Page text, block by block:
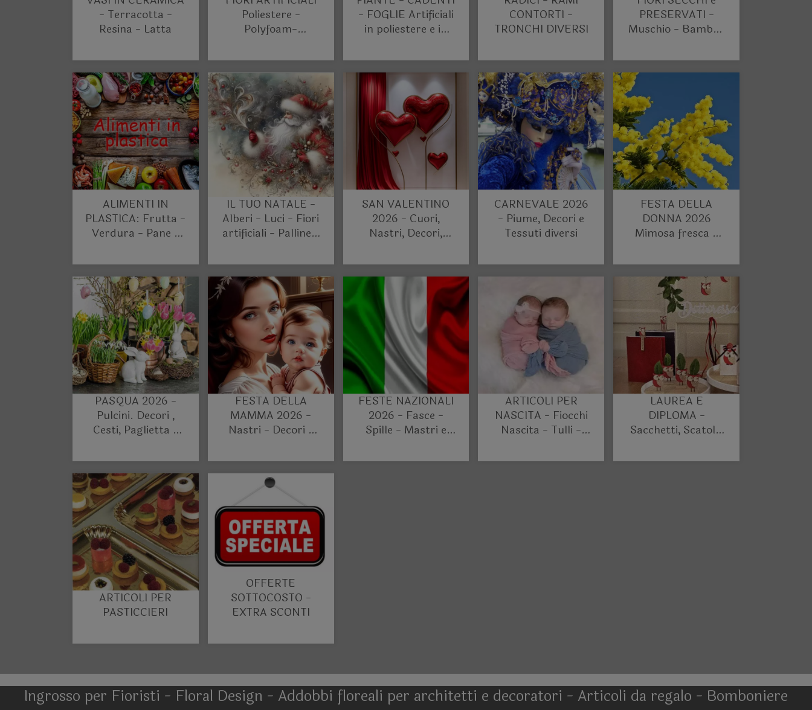
- Terracotta -
Resina - Latta
Poliestere -
Polyfoam-
- FOGLIE Artificiali
in poliestere e in
CONTORTI -
TRONCHI DIVERSI
PRESERVATI -
Muschio - Bamboo
Fiori secchi -
Fogliame
ALIMENTI IN
PLASTICA: Frutta -
Verdura - Pane -
Salumi - Formaggi
- Dolci - Bibite
IL TUO NATALE -
Alberi - Luci - Fiori
artificiali - Palline e
SAN VALENTINO
2026 - Cuori,
Nastri, Decori,
Buste etc..
CARNEVALE 2026
- Piume, Decori e
Tessuti diversi
FESTA DELLA
DONNA 2026
Mimosa fresca e
Confezionamneto
PASQUA 2026 -
Pulcini. Decori ,
Cesti, Paglietta e
FESTA DELLA
MAMMA 2026 -
Nastri - Decori -
etc..
FESTE NAZIONALI
2026 - Fasce -
Spille - Mastri e
ARTICOLI PER
NASCITA - Fiocchi
Nascita - Tulli -
bomboniera
LAUREA E
DIPLOMA -
Sacchetti, Scatole,
ARTICOLI PER
PASTICCIERI
OFFERTE
SOTTOCOSTO -
EXTRA SCONTI
Ingrosso per Fioristi - Floral Design - Addobbi floreali per architetti e decoratori - Articoli da regalo - Bomboniere